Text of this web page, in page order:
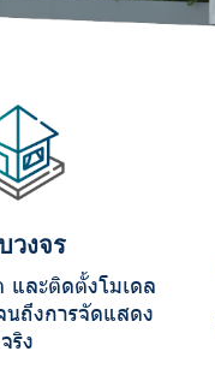
วงจร
ละติดตั้งโมเดล
ถึงการจัดแสดง
จริง